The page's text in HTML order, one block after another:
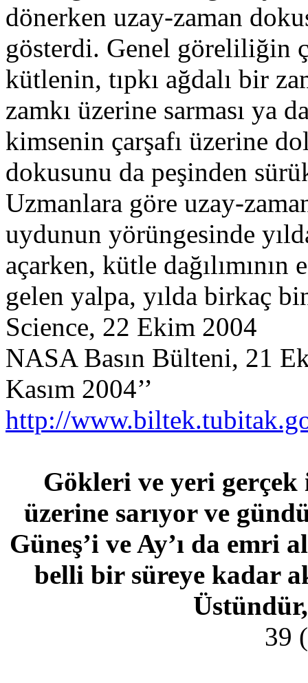
dönerken uzay-zaman
gösterdi. Genel göreliliğin
kütlenin, tıpkı ağdalı bir
zamkı üzerine sarması ya
kimsenin çarşafı üzerine
dokusunu da peşinden
Uzmanlara göre uzay-
uydunun yörüngesinde
açarken, kütle
gelen yalpa, yılda birkaç
Science, 22 Ekim 2004
NASA Basın Bülteni, 21
Kasım 2004’’
http://
Gökleri ve yeri gerçek
üzerine sarıyor ve
Güneş’i ve Ay’ı da emri
belli bir süreye kadar
39